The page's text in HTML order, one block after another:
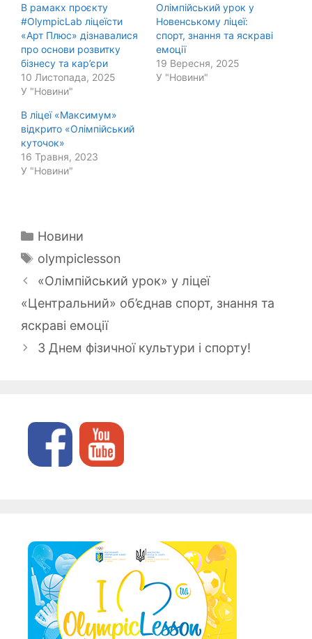
В рамакх проєкту
#OlympicLab ліцеїсти
«Арт Плюс» дізнавалися
про основи розвитку
бізнесу та кар’єри
10 Листопада, 2025
У "Новини"
Олімпійський урок у
Новенському ліцеї:
спорт, знання та яскраві
емоції
19 Вересня, 2025
У "Новини"
В ліцеї «Максимум»
відкрито «Олімпійський
куточок»
16 Травня, 2023
У "Новини"
Категорії
Новини
Позначки
olympiclesson
«Олімпійський урок» у ліцеї
«Центральний» об’єднав спорт, знання та
яскраві емоції
З Днем фізичної культури і спорту!